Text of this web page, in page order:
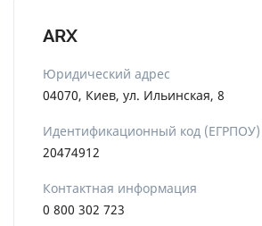
ARX
Юридический адрес
04070, Киев, ул. Ильинская, 8
Идентификационный код (ЕГРПОУ)
20474912
Контактная информация
0 800 302 723